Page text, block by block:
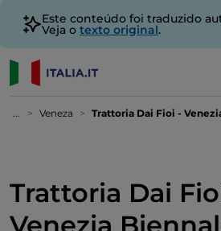
Este conteúdo foi traduzido
Veja o texto original.
... Veneza Trattoria Dai Fioi -
Trattoria Dai